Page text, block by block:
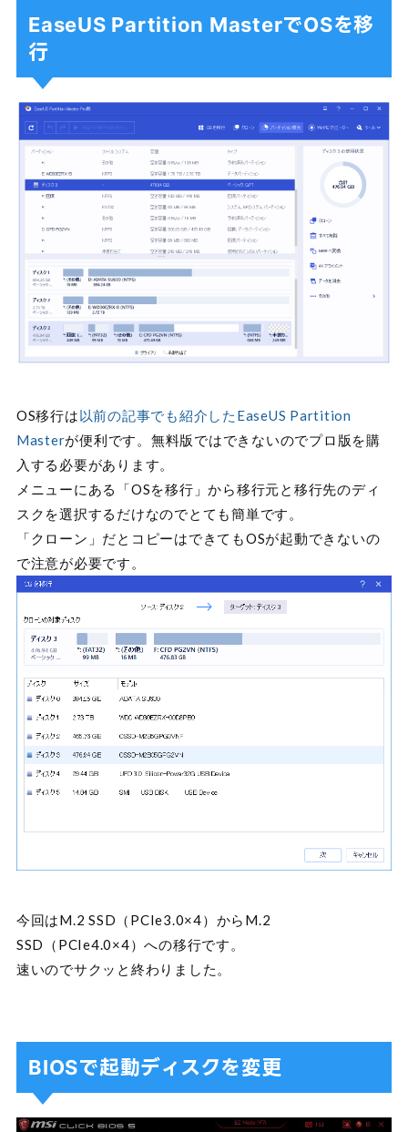
EaseUS Partition MasterでOSを移
行
OS移行は以前の記事でも紹介したEaseUS Partition
Masterが便利です。無料版ではできないのでプロ版を購
入する必要があります。
メニューにある「OSを移行」から移行元と移行先のディ
スクを選択するだけなのでとても簡単です。
「クローン」だとコピーはできてもOSが起動できないの
で注意が必要です。
今回はM.2 SSD（PCIe3.0×4）からM.2
SSD（PCIe4.0×4）への移行です。
速いのでサクッと終わりました。
BIOSで起動ディスクを変更